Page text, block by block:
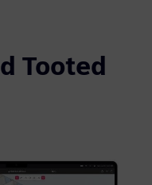
Tooted